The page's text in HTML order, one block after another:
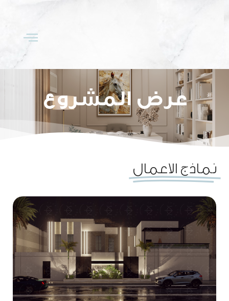
عرض المشروع
نماذج الاعمال